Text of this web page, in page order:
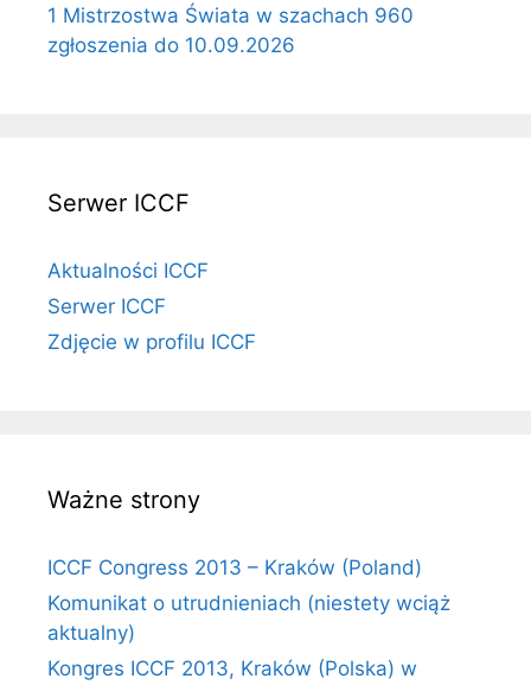
1 Mistrzostwa Świata w szachach 960
zgłoszenia do 10.09.2026
Serwer ICCF
Aktualności ICCF
Serwer ICCF
Zdjęcie w profilu ICCF
Ważne strony
ICCF Congress 2013 – Kraków (Poland)
Komunikat o utrudnieniach (niestety wciąż
aktualny)
Kongres ICCF 2013, Kraków (Polska) w